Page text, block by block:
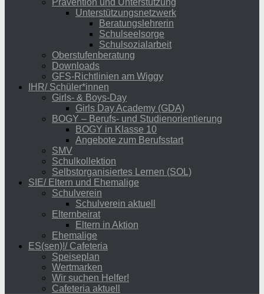
Prävention und Unterstützung
Unterstützungsnetzwerk
Beratungslehrerin
Schulseelsorge
Schulsozialarbeit
Oberstufenberatung
Downloads
GFS-Richtlinien am Wiggy
IHR/ Schüler*innen
Girls- & Boys-Day
Girls Day Academy (GDA)
BOGY – Berufs- und Studienorientierung
BOGY in Klasse 10
Angebote zum Berufsstart
SMV
Schulkollektion
Selbstorganisiertes Lernen (SOL)
SIE/ Eltern und Ehemalige
Schulverein
Schulverein aktuell
Elternbeirat
Eltern in Aktion
Ehemalige
ES(sen)!/ Cafeteria
Speiseplan
Wertmarken
Wir suchen Helfer!
Cafeteria aktuell